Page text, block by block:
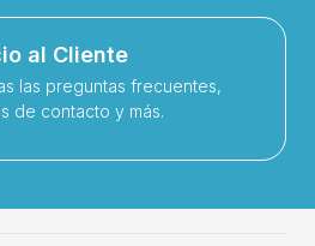
al Cliente
las preguntas frecuentes,
de contacto y más.